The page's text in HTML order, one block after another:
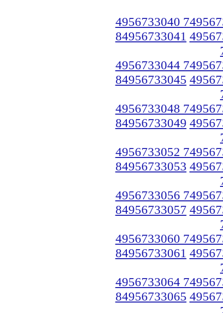
4956733040
84956733041
4956733044
84956733045
4956733048
84956733049
4956733052
84956733053
4956733056
84956733057
4956733060
84956733061
4956733064
84956733065